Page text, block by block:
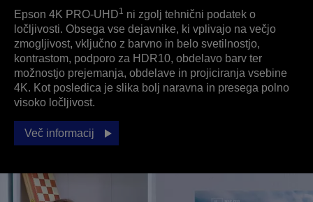
Epson 4K PRO-UHD1 ni zgolj tehnični podatek o
ločljivosti. Obsega vse dejavnike, ki vplivajo na večjo
zmogljivost, vključno z barvno in belo svetilnostjo,
kontrastom, podporo za HDR10, obdelavo barv ter
možnostjo prejemanja, obdelave in projiciranja vsebine
4K. Kot posledica je slika bolj naravna in presega polno
visoko ločljivost.
Več informacij